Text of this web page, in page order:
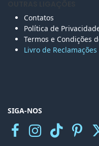
Contatos
Política de
Termos e Condições
Livro de
SIGA-NOS